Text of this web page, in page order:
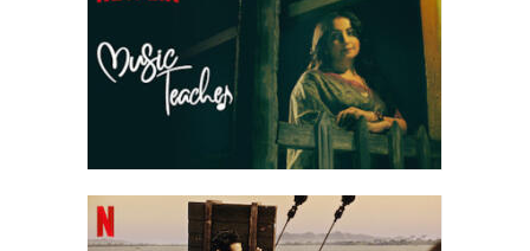
La prospettiva si sposta in terza persona mentre Kapoor e Yogita
accompagnano Kashyap all'ospedale. I genitori di Sonam e
Kashyap vengono poi ritrovati nel seminterrato della casa di
Kashyap, che viene accusato del loro rapimento. Mentre giace nel
suo letto d'ospedale, Kapoor rivela che in realtà aveva pianificato
tutto: arrabbiato per i commenti di Kashyap, dopo la tavola
cambio di un'entrata nell'industria e cospirò insieme alla sua
famiglia per far accadere la maggior parte delle svolte